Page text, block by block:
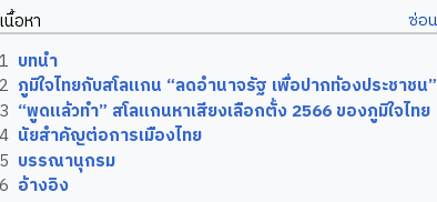
เนื้อหา
1 บทนำ
2 ภูมิใจไทยกับสโลแกน “ลดอำนาจรัฐ เพื่อปากท้องประชาชน”
3 “พูดแล้วทำ” สโลแกนหาเสียงเลือกตั้ง 2566 ของภูมิใจไทย
4 นัยสำคัญต่อการเมืองไทย
5 บรรณานุกรม
6 อ้างอิง